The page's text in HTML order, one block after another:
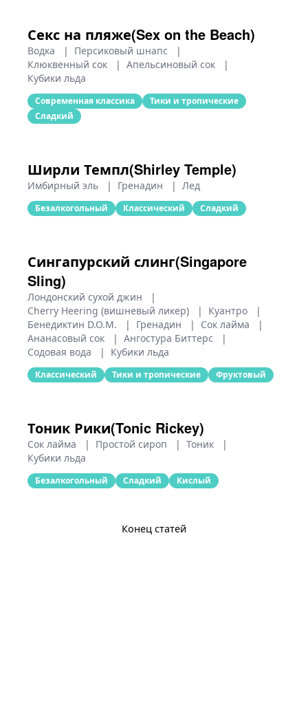
Секс на пляже(Sex on the Beach)
Водка | Персиковый шнапс
|
Клюквенный сок
| Апельсиновый сок
|
Кубики льда
Современная классика
Тики и тропические
Сладкий
Ширли Темпл(Shirley Temple)
Имбирный эль | Гренадин | Лед
Безалкогольный Классический Сладкий
Сингапурский слинг(Singapore
Sling)
Лондонский сухой джин
|
Cherry Heering (вишневый ликер)
| Куантро
|
Бенедиктин D.O.M.
| Гренадин | Сок лайма
|
Ананасовый сок
| Ангостура Биттерс
|
Содовая вода
| Кубики льда
Классический Тики и тропические Фруктовый
Тоник Рики(Tonic Rickey)
Сок лайма | Простой сироп | Тоник
|
Кубики льда
Безалкогольный Сладкий Кислый
Конец статей